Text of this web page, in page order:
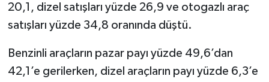
20,1, dizel satışları yüzde 26,9 ve otogazlı araç
satışları yüzde 34,8 oranında düştü.
Benzinli araçların pazar payı yüzde 49,6’dan
42,1’e gerilerken, dizel araçların payı yüzde 6,3’e